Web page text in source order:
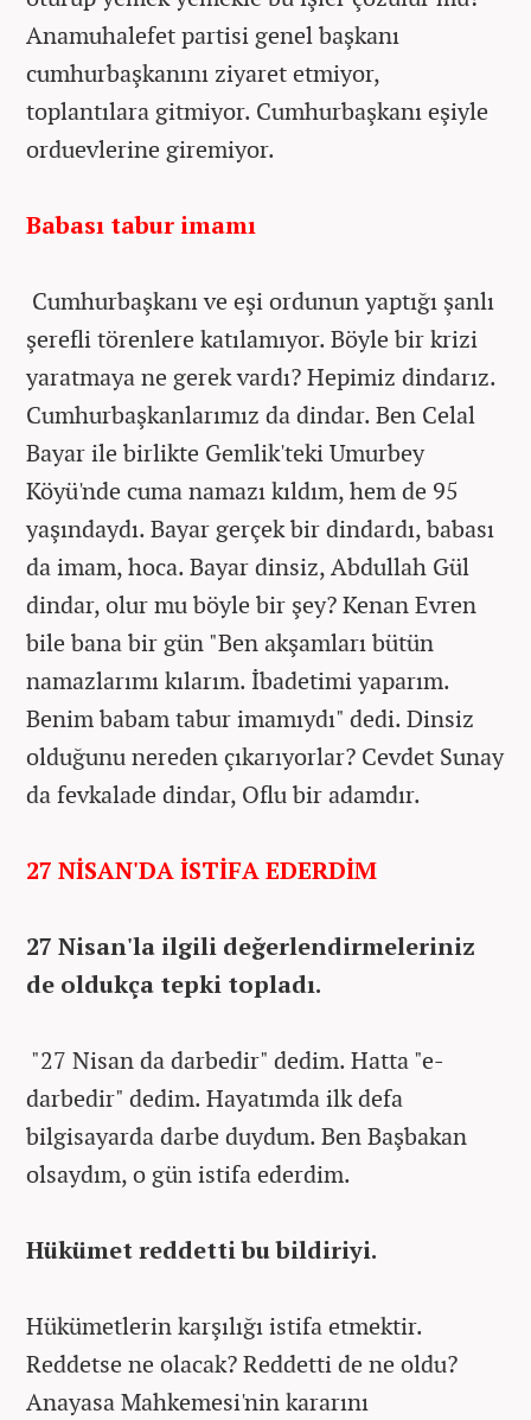
Anamuhalefet partisi genel başkanı
cumhurbaşkanını ziyaret etmiyor,
toplantılara gitmiyor. Cumhurbaşkanı eşiyle
orduevlerine giremiyor.
Babası tabur imamı
Cumhurbaşkanı ve eşi ordunun yaptığı şanlı
şerefli törenlere katılamıyor. Böyle bir krizi
yaratmaya ne gerek vardı? Hepimiz dindarız.
Cumhurbaşkanlarımız da dindar. Ben Celal
Bayar ile birlikte Gemlik'teki Umurbey
Köyü'nde cuma namazı kıldım, hem de 95
yaşındaydı. Bayar gerçek bir dindardı, babası
da imam, hoca. Bayar dinsiz, Abdullah Gül
dindar, olur mu böyle bir şey? Kenan Evren
bile bana bir gün "Ben akşamları bütün
namazlarımı kılarım. İbadetimi yaparım.
Benim babam tabur imamıydı" dedi. Dinsiz
olduğunu nereden çıkarıyorlar? Cevdet Sunay
da fevkalade dindar, Oflu bir adamdır.
27 NİSAN'DA İSTİFA EDERDİM
27 Nisan'la ilgili değerlendirmeleriniz
de oldukça tepki topladı.
"27 Nisan da darbedir" dedim. Hatta "e-
darbedir" dedim. Hayatımda ilk defa
bilgisayarda darbe duydum. Ben Başbakan
olsaydım, o gün istifa ederdim.
Hükümet reddetti bu bildiriyi.
Hükümetlerin karşılığı istifa etmektir.
Reddetse ne olacak? Reddetti de ne oldu?
Anayasa Mahkemesi'nin kararını